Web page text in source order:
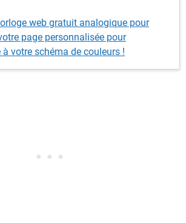
web gratuit analogique pour
page personnalisée pour
votre schéma de couleurs !